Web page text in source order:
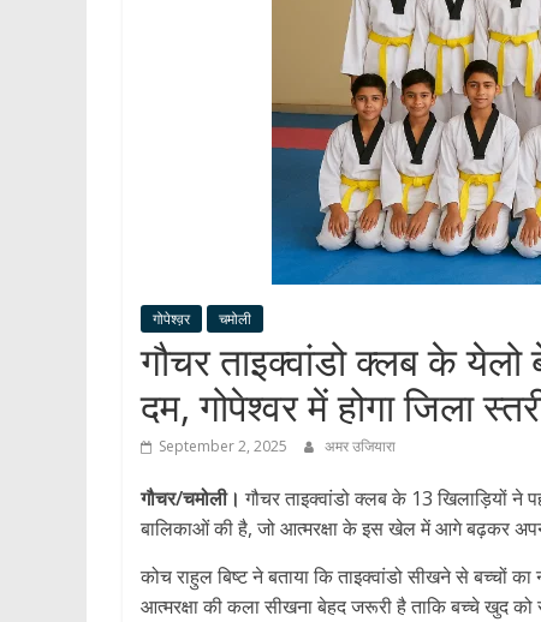
गोपेश्व़र चमोली
गौचर ताइक्वांडो क्लब के
दम, गोपेश्वर में होगा जिला
September 2, 2025 अमर उजियारा
गौचर/चमोली। गौचर ताइक्वांडो क्लब के 13 खिलाड़ियों ने
बालिकाओं की है, जो आत्मरक्षा के इस खेल में आगे बढ़कर
कोच राहुल बिष्ट ने बताया कि ताइक्वांडो सीखने से बच्चों
आत्मरक्षा की कला सीखना बेहद जरूरी है ताकि बच्चे खुद